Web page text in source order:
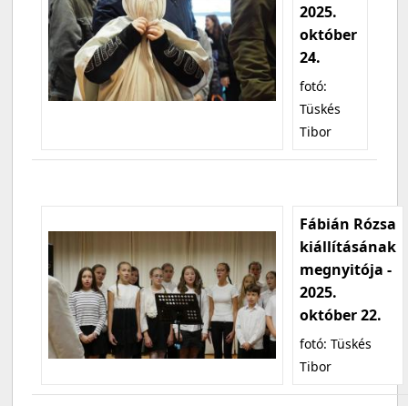
2025.
október
24.
fotó:
Tüskés
Tibor
Fábián Rózsa
kiállításának
megnyitója -
2025.
október 22.
fotó: Tüskés
Tibor